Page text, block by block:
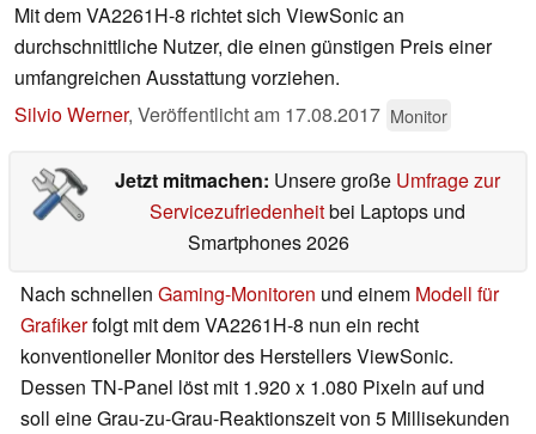
Mit dem VA2261H-8 richtet sich ViewSonic an
durchschnittliche Nutzer, die einen günstigen Preis einer
umfangreichen Ausstattung vorziehen.
Silvio Werner, Veröffentlicht am 17.08.2017 Monitor
Jetzt mitmachen: Unsere große Umfrage zur
Servicezufriedenheitbei Laptops und
Smartphones 2026
Nach schnellen Gaming-Monitoren und einem Modell für
Grafikerfolgt mit dem VA2261H-8 nun ein recht
konventioneller Monitor des Herstellers ViewSonic.
Dessen TN-Panel löst mit 1.920 x 1.080 Pixeln auf und
soll eine Grau-zu-Grau-Reaktionszeit von 5 Millisekunden